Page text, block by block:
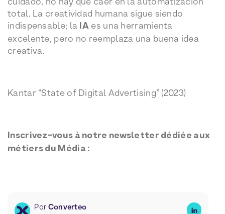
total. La creatividad humana sigue siendo
indispensable; la IA es una herramienta
excelente, pero no reemplaza una buena idea
creativa.
Kantar “State of Digital Advertising” (2023)
Inscrivez-vous à notre newsletter dédiée aux
métiers du Média :
Por Converteo